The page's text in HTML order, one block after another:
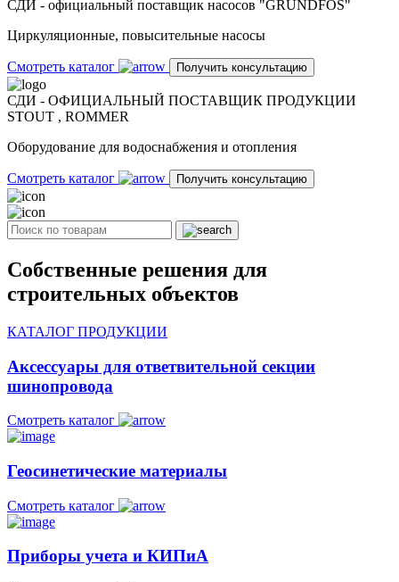
СДИ - официальный поставщик насосов "GRUNDFOS"
Циркуляционные, повысительные насосы
Смотреть каталог Получить консультацию
СДИ - ОФИЦИАЛЬНЫЙ ПОСТАВЩИК ПРОДУКЦИИ
STOUT , ROMMER
Оборудование для водоснабжения и отопления
Смотреть каталог Получить консультацию
Собственные решения для
строительных объектов
КАТАЛОГ ПРОДУКЦИИ
Аксессуары для ответвительной секции
шинопровода
Смотреть каталог
Геосинетические материалы
Смотреть каталог
Приборы учета и КИПиА